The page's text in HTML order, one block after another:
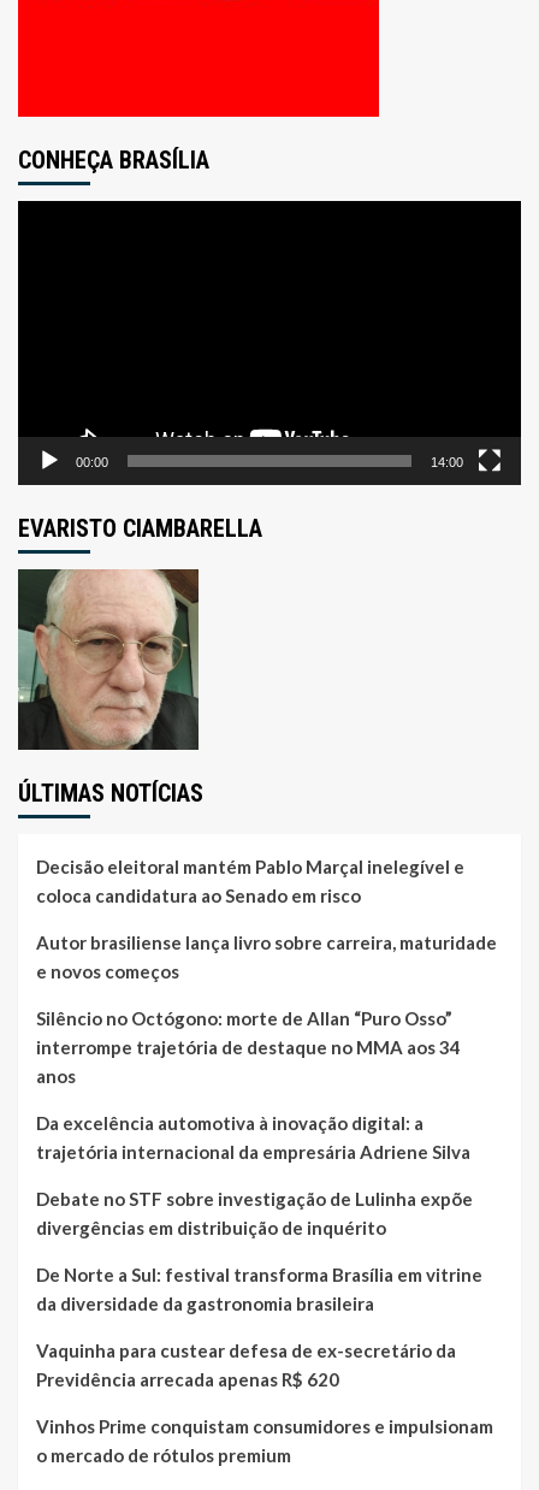
CONHEÇA BRASÍLIA
00:00 14:00
EVARISTO CIAMBARELLA
ÚLTIMAS NOTÍCIAS
Decisão eleitoral mantém Pablo Marçal inelegível e
coloca candidatura ao Senado em risco
Autor brasiliense lança livro sobre carreira, maturidade
e novos começos
Silêncio no Octógono: morte de Allan “Puro Osso”
interrompe trajetória de destaque no MMA aos 34
anos
Da excelência automotiva à inovação digital: a
trajetória internacional da empresária Adriene Silva
Debate no STF sobre investigação de Lulinha expõe
divergências em distribuição de inquérito
De Norte a Sul: festival transforma Brasília em vitrine
da diversidade da gastronomia brasileira
Vaquinha para custear defesa de ex-secretário da
Previdência arrecada apenas R$ 620
Vinhos Prime conquistam consumidores e impulsionam
o mercado de rótulos premium